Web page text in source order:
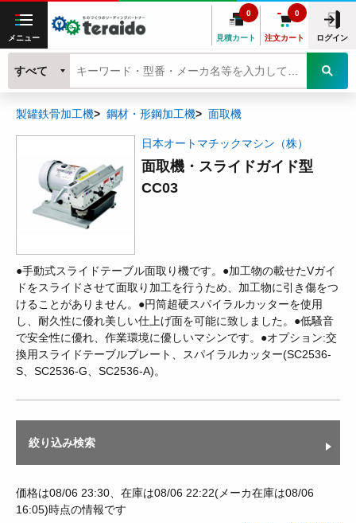
メニュー 見積カート
0
注文カート
0
ログイン
すべて
製罐鉄骨加工機 鋼材・形鋼加工機 面取機
日本オートマチックマシン（株）
面取機・スライドガイド型
CC03
●手動式スライドテーブル面取り機です。●加工物の載せたVガイ
ドをスライドさせて面取り加工を行うため、加工物に引き傷をつ
けることがありません。●円筒超硬スパイラルカッターを使用
し、耐久性に優れ美しい仕上げ面を可能に致しました。●低騷音
で安全性に優れ、作業環境に優しいマシンです。●オプション:交
換用スライドテーブルプレート、スパイラルカッター(SC2536-
S、SC2536-G、SC2536-A)。
絞り込み検索
価格は08/06 23:30、在庫は08/06 22:22(メーカ在庫は08/06
16:05)時点の情報です